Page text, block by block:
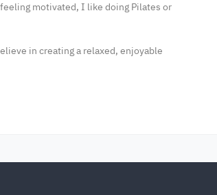
motivated, I like doing Pilates or
in creating a relaxed, enjoyable